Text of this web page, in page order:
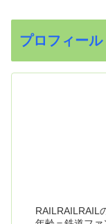
プロフィール
RAILRAILRAIL